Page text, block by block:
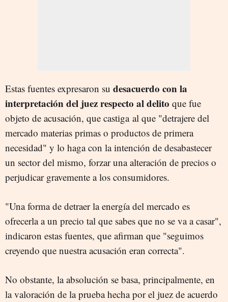
Estas fuentes expresaron su desacuerdo con la
interpretación del juez respecto al delito que fue
objeto de acusación, que castiga al que "detrajere del
mercado materias primas o productos de primera
necesidad" y lo haga con la intención de desabastecer
un sector del mismo, forzar una alteración de precios o
perjudicar gravemente a los consumidores.
"Una forma de detraer la energía del mercado es
ofrecerla a un precio tal que sabes que no se va a casar",
indicaron estas fuentes, que afirman que "seguimos
creyendo que nuestra acusación eran correcta".
No obstante, la absolución se basa, principalmente, en
la valoración de la prueba hecha por el juez de acuerdo